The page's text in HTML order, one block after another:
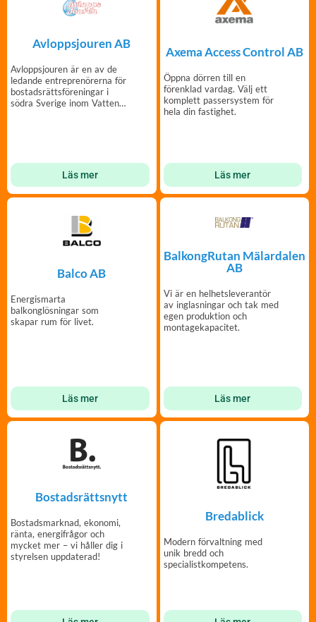
Avloppsjouren AB
Avloppsjouren är en av de
ledande entreprenörerna för
bostadsrättsföreningar i
södra Sverige inom Vatten
Läs mer
Axema Access Control AB
Öppna dörren till en
förenklad vardag. Välj ett
komplett passersystem för
hela din fastighet.
Läs mer
Balco AB
Energismarta
balkonglösningar som
skapar rum för livet.
Läs mer
BalkongRutan Mälardalen
AB
Vi är en helhetsleverantör
av inglasningar och tak med
egen produktion och
montagekapacitet.
Läs mer
Bostadsrättsnytt
Bostadsmarknad, ekonomi,
ränta, energifrågor och
mycket mer – vi håller dig i
styrelsen uppdaterad!
Bredablick
Modern förvaltning med
unik bredd och
specialistkompetens.